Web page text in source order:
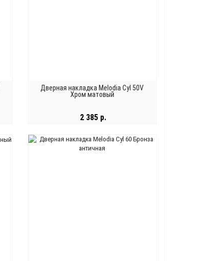
Дверная накладка Melodia Cyl 50V
Хром матовый
2 385 р.
В КОРЗИНУ